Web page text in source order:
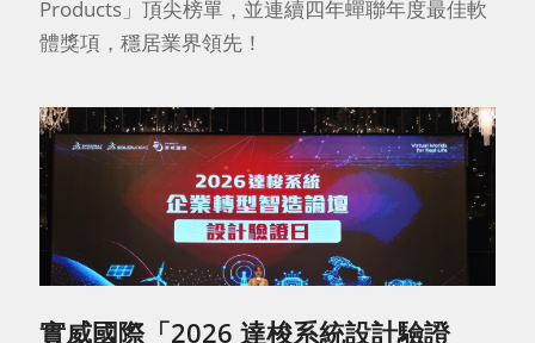
Products」頂尖榜單，並連續四年蟬聯年度最佳軟
體獎項，穩居業界領先！
實威國際「2026 達梭系統設計驗證